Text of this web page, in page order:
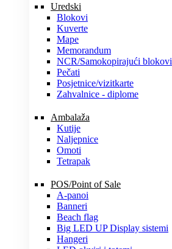
Uredski
Blokovi
Kuverte
Mape
Memorandum
NCR/Samokopirajući blokovi
Pečati
Posjetnice/vizitkarte
Zahvalnice - diplome
Ambalaža
Kutije
Naljepnice
Omoti
Tetrapak
POS/Point of Sale
A-panoi
Banneri
Beach flag
Big LED UP Display sistemi
Hangeri